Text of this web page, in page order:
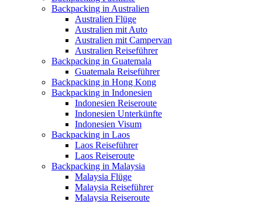
Backpacking in Australien
Australien Flüge
Australien mit Auto
Australien mit Campervan
Australien Reiseführer
Backpacking in Guatemala
Guatemala Reiseführer
Backpacking in Hong Kong
Backpacking in Indonesien
Indonesien Reiseroute
Indonesien Unterkünfte
Indonesien Visum
Backpacking in Laos
Laos Reiseführer
Laos Reiseroute
Backpacking in Malaysia
Malaysia Flüge
Malaysia Reiseführer
Malaysia Reiseroute